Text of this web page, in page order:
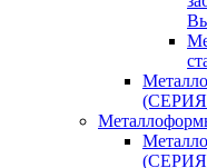
(СЕРИЯ
(СЕРИЯ